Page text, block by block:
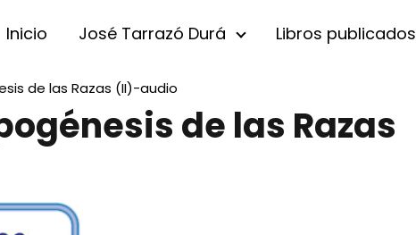
Inicio José Tarrazó Durá Libros publicados
de las Razas (II)-audio
de las Razas